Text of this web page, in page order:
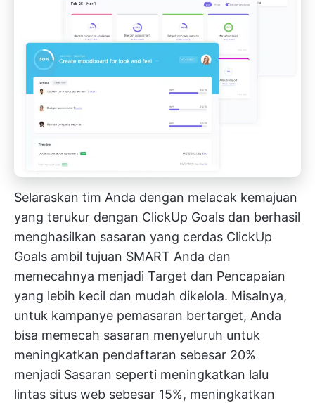
Selaraskan tim Anda dengan melacak kemajuan
yang terukur dengan ClickUp Goals dan berhasil
menghasilkan sasaran yang cerdas ClickUp
Goals ambil tujuan SMART Anda dan
memecahnya menjadi Target dan Pencapaian
yang lebih kecil dan mudah dikelola. Misalnya,
untuk kampanye pemasaran bertarget, Anda
bisa memecah sasaran menyeluruh untuk
meningkatkan pendaftaran sebesar 20%
menjadi Sasaran seperti meningkatkan lalu
lintas situs web sebesar 15%, meningkatkan